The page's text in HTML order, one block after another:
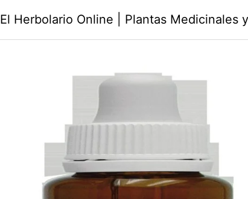
El Herbolario Online | Plantas Medicinales